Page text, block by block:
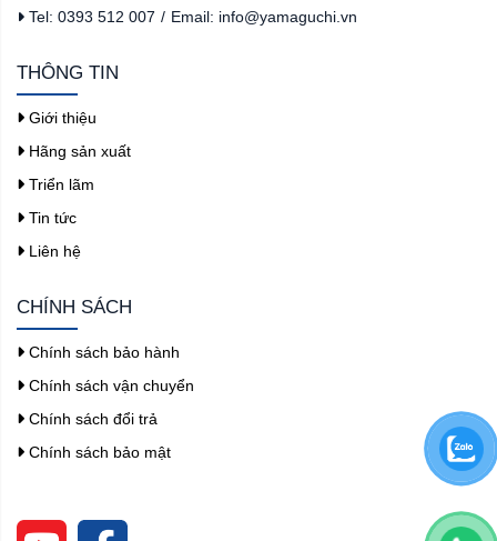
Tel: 0393 512 007 / Email: info@yamaguchi.vn
THÔNG TIN
Giới thiệu
Hãng sản xuất
Triển lãm
Tin tức
Liên hệ
CHÍNH SÁCH
Chính sách bảo hành
Chính sách vận chuyển
Chính sách đổi trả
Chính sách bảo mật